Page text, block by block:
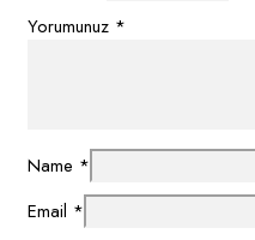
Yorumunuz *
Name *
Email *